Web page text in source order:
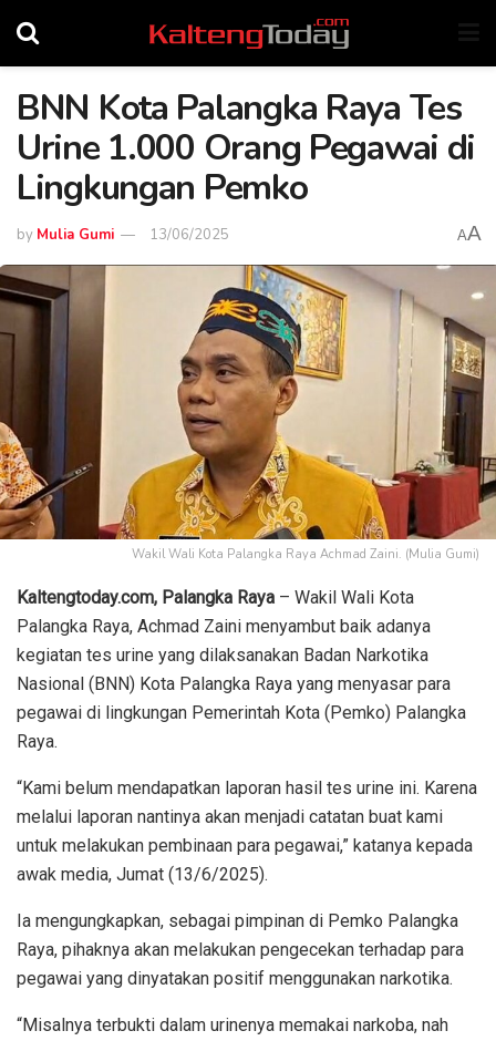
BNN Kota Palangka Raya Tes
Urine 1.000 Orang Pegawai di
Lingkungan Pemko
by Mulia Gumi 13/06/2025 AA
Wakil Wali Kota Palangka Raya Achmad Zaini. (Mulia Gumi)
Kaltengtoday.com, Palangka Raya – Wakil Wali Kota
Palangka Raya, Achmad Zaini menyambut baik adanya
kegiatan tes urine yang dilaksanakan Badan Narkotika
Nasional (BNN) Kota Palangka Raya yang menyasar para
pegawai di lingkungan Pemerintah Kota (Pemko) Palangka
Raya.
“Kami belum mendapatkan laporan hasil tes urine ini. Karena
melalui laporan nantinya akan menjadi catatan buat kami
untuk melakukan pembinaan para pegawai,” katanya kepada
awak media, Jumat (13/6/2025).
Ia mengungkapkan, sebagai pimpinan di Pemko Palangka
Raya, pihaknya akan melakukan pengecekan terhadap para
pegawai yang dinyatakan positif menggunakan narkotika.
“Misalnya terbukti dalam urinenya memakai narkoba, nah